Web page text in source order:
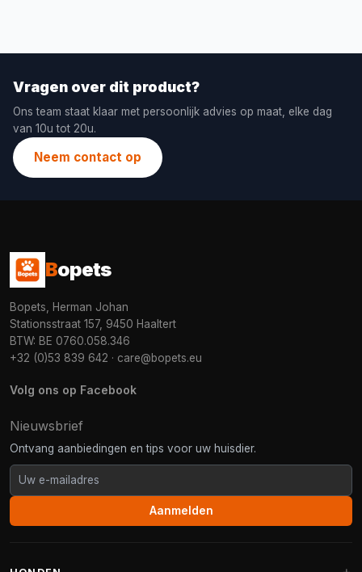
Vragen over dit product?
Ons team staat klaar met persoonlijk advies op maat, elke dag
van 10u tot 20u.
Neem contact op
Bopets
Bopets, Herman Johan
Stationsstraat 157, 9450 Haaltert
BTW: BE 0760.058.346
+32 (0)53 839 642 · care@bopets.eu
Volg ons op Facebook
Nieuwsbrief
Ontvang aanbiedingen en tips voor uw huisdier.
Aanmelden